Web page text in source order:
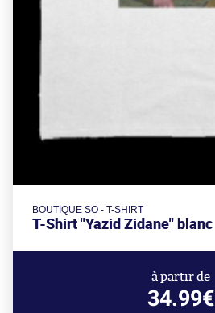
BOUTIQUE SO - T-SHIRT
T-Shirt "Yazid Zidane" blanc
à partir de
34.99€